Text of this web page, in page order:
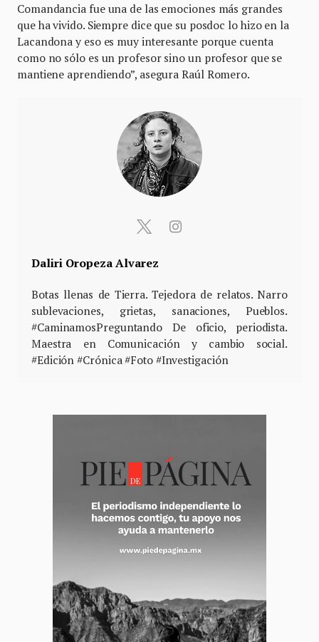
Comandancia fue una de las emociones más grandes
que ha vivido. Siempre dice que su posdoc lo hizo en la
Lacandona y eso es muy interesante porque cuenta
como no sólo es un profesor sino un profesor que se
mantiene aprendiendo”, asegura Raúl Romero.
Daliri Oropeza Alvarez
Botas llenas de Tierra. Tejedora de relatos. Narro
sublevaciones, grietas, sanaciones, Pueblos.
#CaminamosPreguntando De oficio, periodista.
Maestra en Comunicación y cambio social.
#Edición #Crónica #Foto #Investigación